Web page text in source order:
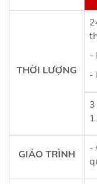
THỜI LƯỢNG
-
-
GIÁO TRÌNH
-